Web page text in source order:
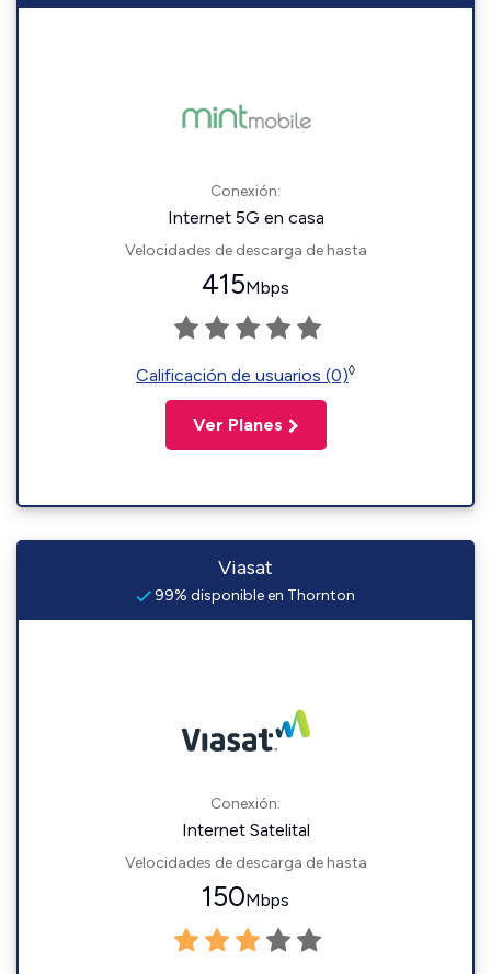
Conexión:
Internet 5G en casa
Velocidades de descarga de hasta
415Mbps
Calificación de usuarios (0)◊
Ver Planes
Viasat
99% disponible en Thornton
Conexión:
Internet Satelital
Velocidades de descarga de hasta
150Mbps